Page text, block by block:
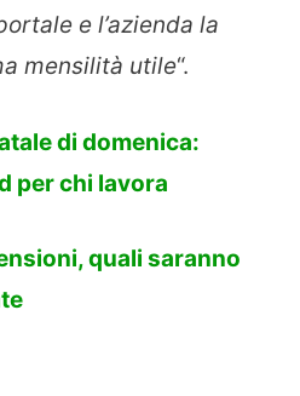
e l’azienda la
mensilità utile“.
di domenica:
per chi lavora
quali saranno